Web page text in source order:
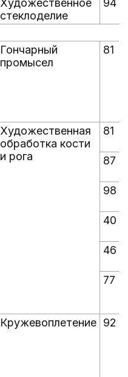
Художественное
стеклоделие
94
Гончарный
промысел
81
Художественная
обработка кости
и рога
81
87
98
40
46
77
Кружевоплетение 92